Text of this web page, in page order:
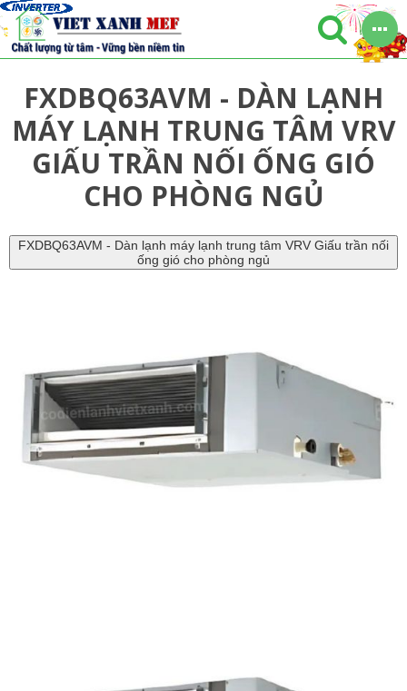
FXDBQ63AVM - DÀN LẠNH
MÁY LẠNH TRUNG TÂM VRV
GIẤU TRẦN NỐI ỐNG GIÓ
CHO PHÒNG NGỦ
FXDBQ63AVM - Dàn lạnh máy lạnh trung tâm VRV Giấu trần nối
ống gió cho phòng ngủ